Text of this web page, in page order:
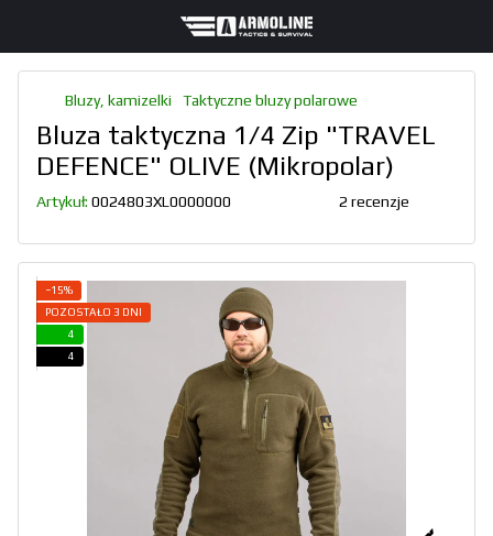
Bluzy, kamizelki Taktyczne bluzy polarowe
Bluza taktyczna 1/4 Zip "TRAVEL
DEFENCE" OLIVE (Mikropolar)
Artykuł: 0024803XL0000000 2 recenzje
−15%
POZOSTAŁO 3 DNI
4
4